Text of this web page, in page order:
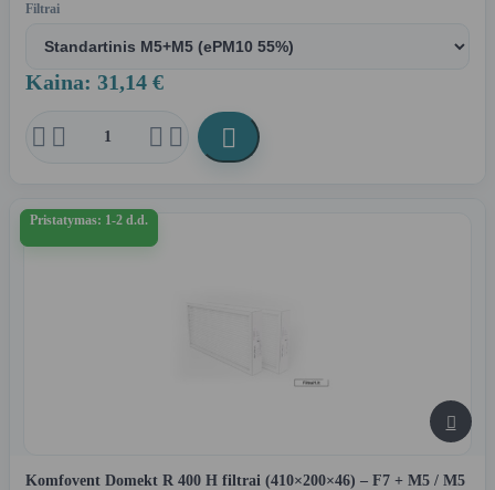
Filtrai
Kaina: 31,14 €
    
Pristatymas: 1-2 d.d.

Komfovent Domekt R 400 H filtrai (410×200×46) – F7 + M5 / M5